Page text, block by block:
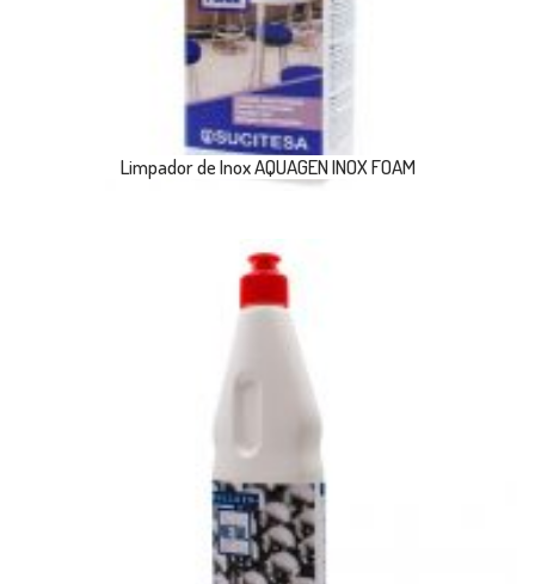
Limpador de Inox AQUAGEN INOX FOAM